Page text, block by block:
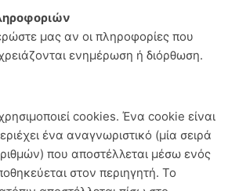
μας αν οι πληροφορίες που
ενημέρωση ή διόρθωση.
cookies. Ένα cookie είναι
ένα αναγνωριστικό (μία σειρά
που αποστέλλεται μέσω ενός
στον περιηγητή. Το